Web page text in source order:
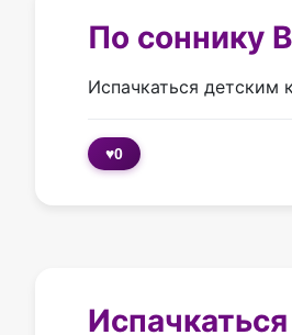
По соннику
Испачкаться детским
♥0